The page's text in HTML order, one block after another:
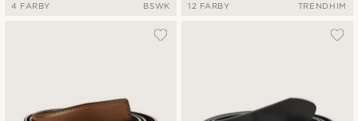
4 FARBY BSWK 12 FARBY TRENDHIM